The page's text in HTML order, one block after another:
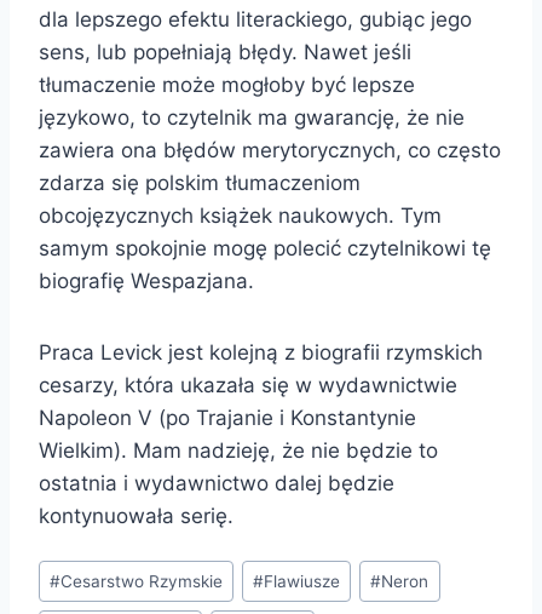
dla lepszego efektu literackiego, gubiąc jego
sens, lub popełniają błędy. Nawet jeśli
tłumaczenie może mogłoby być lepsze
językowo, to czytelnik ma gwarancję, że nie
zawiera ona błędów merytorycznych, co często
zdarza się polskim tłumaczeniom
obcojęzycznych książek naukowych. Tym
samym spokojnie mogę polecić czytelnikowi tę
biografię Wespazjana.
Praca Levick jest kolejną z biografii rzymskich
cesarzy, która ukazała się w wydawnictwie
Napoleon V (po Trajanie i Konstantynie
Wielkim). Mam nadzieję, że nie będzie to
ostatnia i wydawnictwo dalej będzie
kontynuowała serię.
Tagi
wpisu:
#Cesarstwo Rzymskie #Flawiusze #Neron